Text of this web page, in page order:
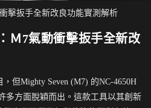
擊扳手全新改良功能實測解析
Ｍ7氣動衝擊扳手全新改
但Mighty Seven (M7) 的NC-4650H
多方面脫穎而出。這款工具以其創新